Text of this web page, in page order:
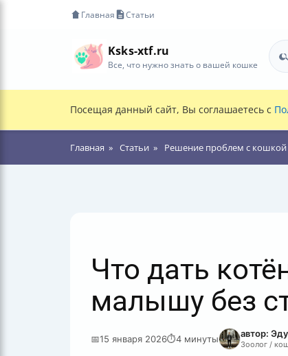
Главная Статьи
Ksks-xtf.ru
Все, что нужно знать о вашей кошке
Посещая данный сайт, Вы соглашаетесь с
Главная Статьи Решение проблем с кошкой
Что дать
малышу без
📅15 января 2026⏱4 минуты автор:
Зоолог /